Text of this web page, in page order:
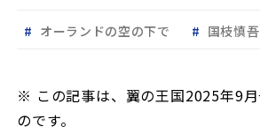
オーランドの空の下で 国枝慎吾
※ この記事は、翼の王国2025年9
のです。